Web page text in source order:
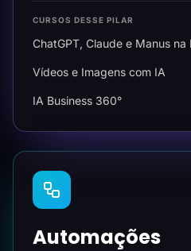
CURSOS DESSE PILAR
ChatGPT, Claude e Manus na
Vídeos e Imagens com IA
IA Business 360°
Automações